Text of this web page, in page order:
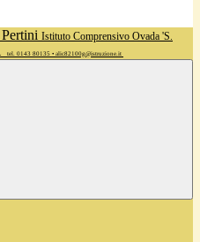
Istituto Comprensivo Ovada 'S.
tel. 0143 80135 • alic82100g@istruzione.it